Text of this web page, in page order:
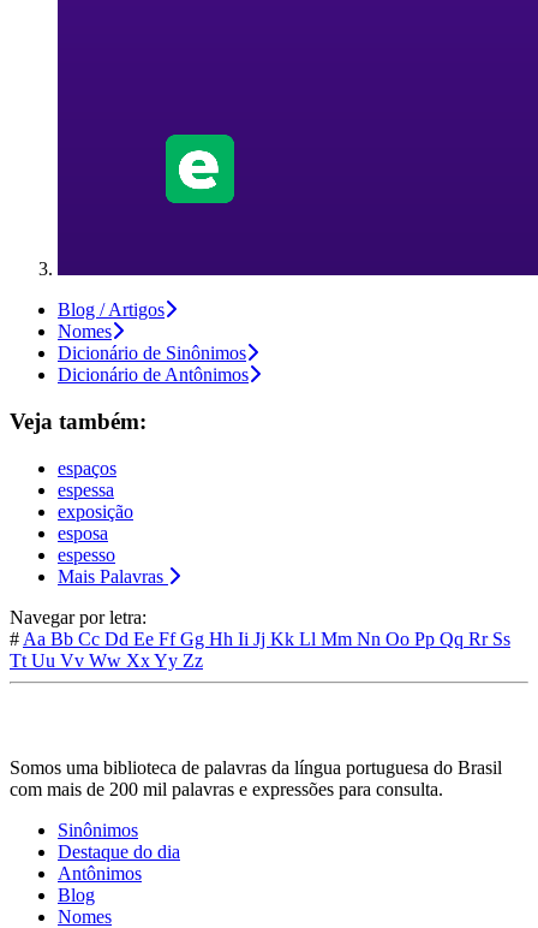
Blog / Artigos
Nomes
Dicionário de Sinônimos
Dicionário de Antônimos
Veja também:
espaços
espessa
exposição
esposa
espesso
Mais Palavras
Navegar por letra:
# Aa Bb Cc Dd Ee FfGg Hh Ii Jj Kk Ll Mm Nn Oo Pp Qq Rr Ss
Tt Uu Vv Ww XxYy Zz
Somos uma biblioteca de palavras da língua portuguesa do Brasil
com mais de 200 mil palavras e expressões para consulta.
Sinônimos
Destaque do dia
Antônimos
Blog
Nomes